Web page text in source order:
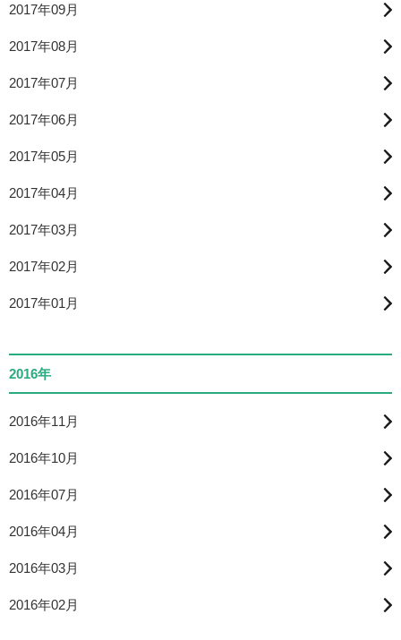
2017年09月
2017年08月
2017年07月
2017年06月
2017年05月
2017年04月
2017年03月
2017年02月
2017年01月
2016年
2016年11月
2016年10月
2016年07月
2016年04月
2016年03月
2016年02月